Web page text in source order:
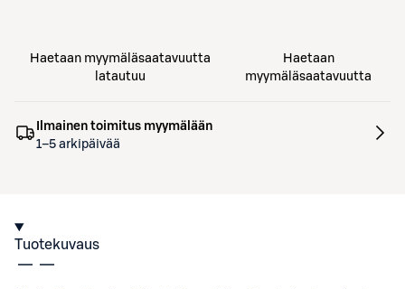
Haetaan myymäläsaatavuutta
latautuu
Haetaan
myymäläsaatavuutta
Ilmainen toimitus myymälään
1–5 arkipäivää
Tuotekuvaus